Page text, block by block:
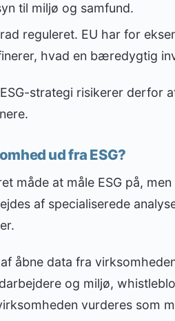
til miljø og samfund.
reguleret. EU har for
hvad en bæredygtig
strategi risikerer derfor
ud fra ESG?
måde at måle ESG på,
af specialiserede
åbne data fra
og miljø,
vurderes som